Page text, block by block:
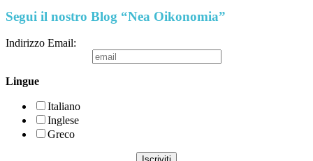
Segui il nostro Blog “Nea Oikonomia”
Indirizzo Email:
Lingue
Italiano
Inglese
Greco